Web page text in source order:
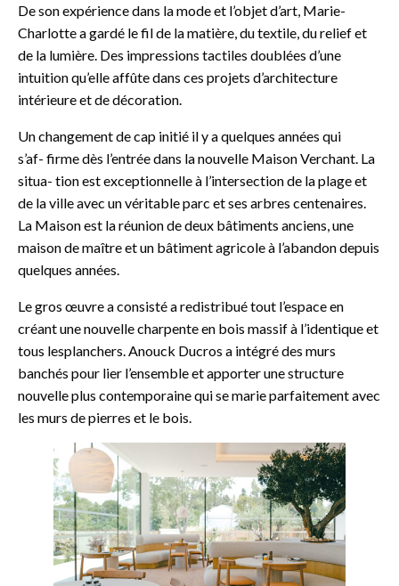
De son expérience dans la mode et l’objet d’art, Marie-
Charlotte a gardé le fil de la matière, du textile, du relief et
de la lumière. Des impressions tactiles doublées d’une
intuition qu’elle affûte dans ces projets d’architecture
intérieure et de décoration.
Un changement de cap initié il y a quelques années qui
s’af- firme dès l’entrée dans la nouvelle Maison Verchant. La
situa- tion est exceptionnelle à l’intersection de la plage et
de la ville avec un véritable parc et ses arbres centenaires.
La Maison est la réunion de deux bâtiments anciens, une
maison de maître et un bâtiment agricole à l’abandon depuis
quelques années.
Le gros œuvre a consisté a redistribué tout l’espace en
créant une nouvelle charpente en bois massif à l’identique et
tous lesplanchers. Anouck Ducros a intégré des murs
banchés pour lier l’ensemble et apporter une structure
nouvelle plus contemporaine qui se marie parfaitement avec
les murs de pierres et le bois.